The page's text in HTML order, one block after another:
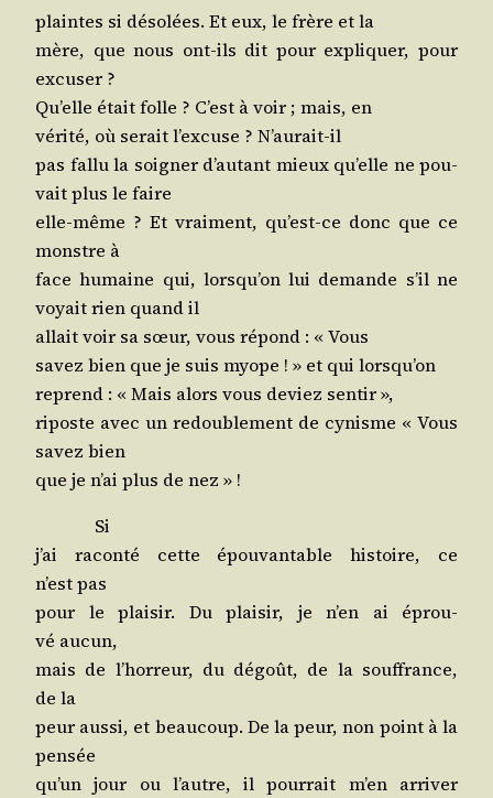
plaintes si déso­lées. Et eux, le frère et la
mère, que nous ont-ils dit pour expli­quer, pour
excuser ?
Qu’elle était folle ? C’est à voir ; mais, en
véri­té, où serait l’ex­cuse ? N’aurait-il
pas fal­lu la soi­gner d’au­tant mieux qu’elle ne pou­
vait plus le faire
elle-même ? Et vrai­ment, qu’est-ce donc que ce
monstre à
face humaine qui, lors­qu’on lui demande s’il ne
voyait rien quand il
allait voir sa sœur, vous répond : « Vous
savez bien que je suis myope ! » et qui lorsqu’on
reprend : « Mais alors vous deviez sentir »,
riposte avec un redou­ble­ment de cynisme « Vous
savez bien
que je n’ai plus de nez » !
Si
j’ai racon­té cette épou­van­table his­toire, ce
n’est pas
pour le plai­sir. Du plai­sir, je n’en ai éprou­
vé aucun,
mais de l’hor­reur, du dégoût, de la souf­france,
de la
peur aus­si, et beau­coup. De la peur, non point à la
pensée
qu’un jour ou l’autre, il pour­rait m’en arri­ver